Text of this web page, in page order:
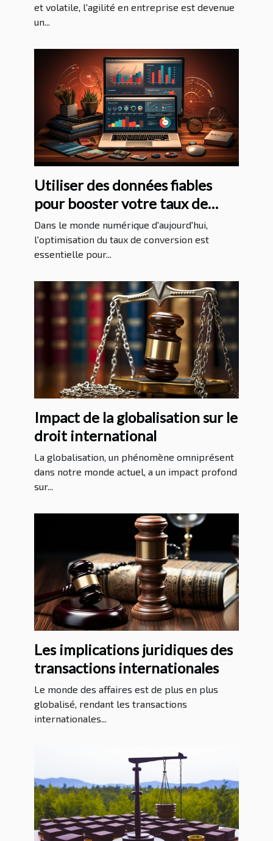
et volatile, l'agilité en entreprise est devenue
un...
Utiliser des données fiables
pour booster votre taux de
conversion
Dans le monde numérique d'aujourd'hui,
l'optimisation du taux de conversion est
essentielle pour...
Impact de la globalisation sur le
droit international
La globalisation, un phénomène omniprésent
dans notre monde actuel, a un impact profond
sur...
Les implications juridiques des
transactions internationales
Le monde des affaires est de plus en plus
globalisé, rendant les transactions
internationales...